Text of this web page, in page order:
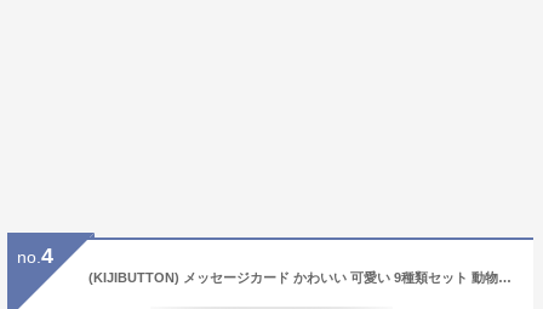
no. 4
(KIJIBUTTON) メッセージカード かわいい 可愛い 9種類セット 動物 アニマル 封筒付 ギフト カード クリスマス 犬・小鳥・くま・猫・シロクマ・ウサギ